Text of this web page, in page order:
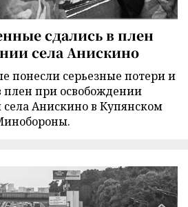
сдались в плен
села Анискино
понесли серьезные потери и
плен при освобождении
Анискино в Купянском